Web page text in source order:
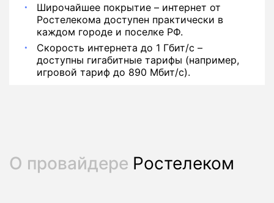
Широчайшее покрытие – интернет от
Ростелекома доступен практически в
каждом городе и поселке РФ.
Скорость интернета до 1 Гбит/с –
доступны гигабитные тарифы (например,
игровой тариф до 890 Мбит/с).
О провайдере Ростелеком